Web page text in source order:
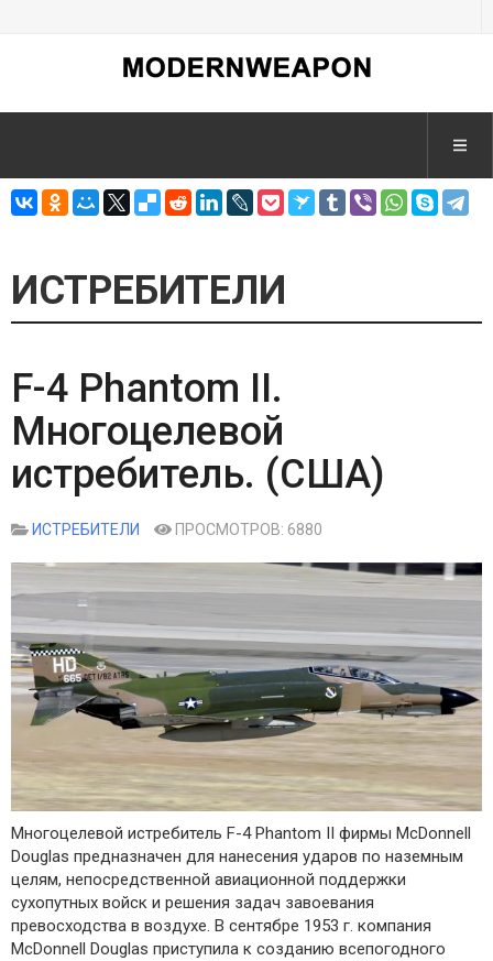
ИСТРЕБИТЕЛИ
F-4 Phantom II.
Многоцелевой
истребитель. (США)
ИСТРЕБИТЕЛИ ПРОСМОТРОВ: 6880
Многоцелевой истребитель F-4 Phantom II фирмы McDonnell
Douglas предназначен для нанесения ударов по наземным
целям, непосредственной авиационной поддержки
сухопутных войск и решения задач завоевания
превосходства в воздухе. В сентябре 1953 г. компания
McDonnell Douglas приступила к созданию всепогодного